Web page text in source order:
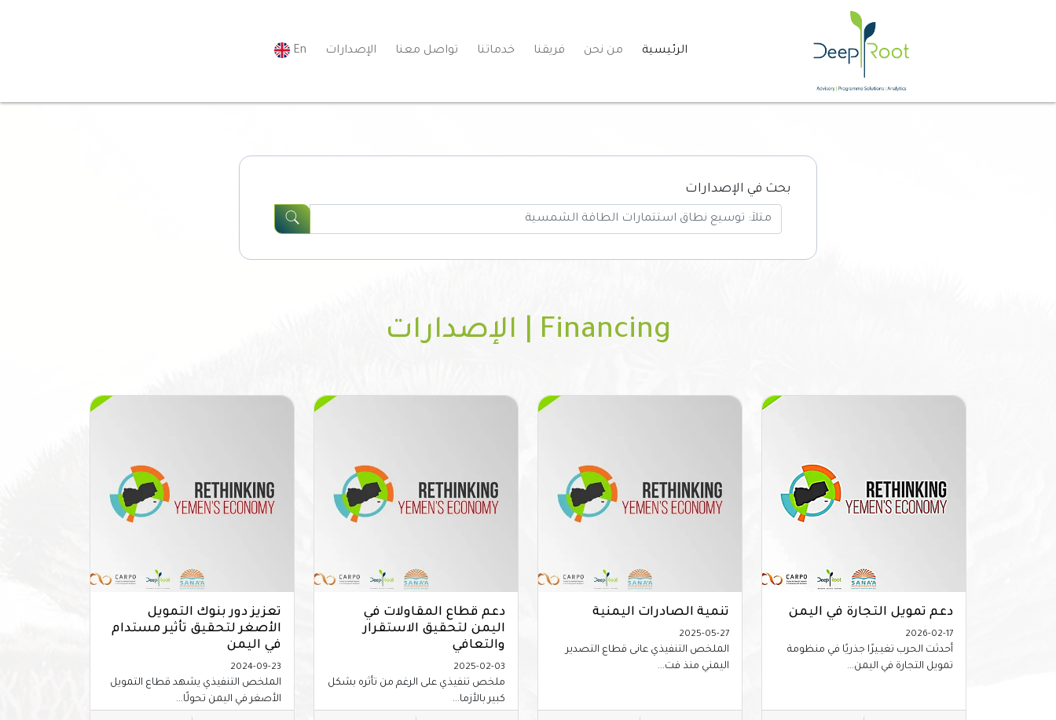
الرئيسية من نحن فريقنا خدماتنا تواصل معنا الإصدارات En
بحث في الإصدارات
Financing | الإصدارات
دعم تمويل التجارة في اليمن
2026-02-17
أحدثت الحرب تغيـيرًا جذريًا في منظومة
تمويل التجارة في اليمن...
تنمية الصادرات اليمنية
2025-05-27
الملخص التنفيذي عانى قطاع التصدير
اليمني منذ فت...
دعم قطاع المقاولات في
اليمن لتحقيق الاستقرار
والتعافي
2025-02-03
ملخص تنفيذي على الرغم من تأثره بشكل
كبير بالأزما...
تعزيز دور بنوك التمويل
الأصغر لتحقيق تأثير مستدام
في اليمن
2024-09-23
الملخص التنفيذي يشهد قطاع التمويل
الأصغر في اليمن تحولًا...